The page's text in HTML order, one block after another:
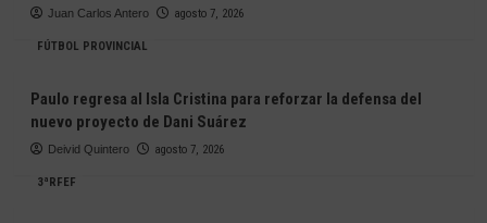
Juan Carlos Antero agosto 7, 2026
FÚTBOL PROVINCIAL
Paulo regresa al Isla Cristina para reforzar la defensa del
nuevo proyecto de Dani Suárez
Deivid Quintero agosto 7, 2026
3ªRFEF